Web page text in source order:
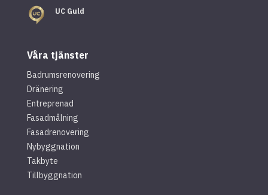
UC Guld
Våra tjänster
Badrumsrenovering
Dränering
Entreprenad
Fasadmålning
Fasadrenovering
Nybyggnation
Takbyte
Tillbyggnation